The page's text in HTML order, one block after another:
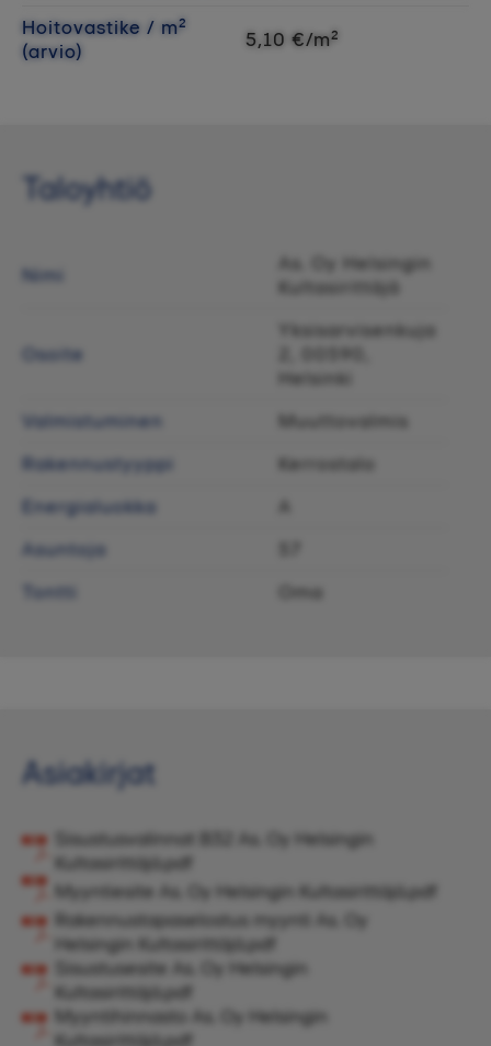
Hoitovastike / m²
(arvio)
5,10 €/m²
Taloyhtiö
Nimi
As. Oy Helsingin
Kultasirittäjä
Osoite
Yksisarvisenkuja
2, 00590,
Helsinki
Valmistuminen
Muuttovalmis
Rakennustyyppi
Kerrostalo
Energialuokka
A
Asuntoja
Tontti
Oma
Asiakirjat
Sisustusvalinnat B32 As. Oy Helsingin
Kultasirittäjä.pdf
Myyntiesite As. Oy Helsingin Kultasirittäjä.pdf
Rakennustapaselostus myynti As. Oy
Helsingin Kultasirittäjä.pdf
Sisustusesite As. Oy Helsingin
Kultasirittäjä.pdf
Myyntihinnasto As. Oy Helsingin
Kultasirittäjä.pdf